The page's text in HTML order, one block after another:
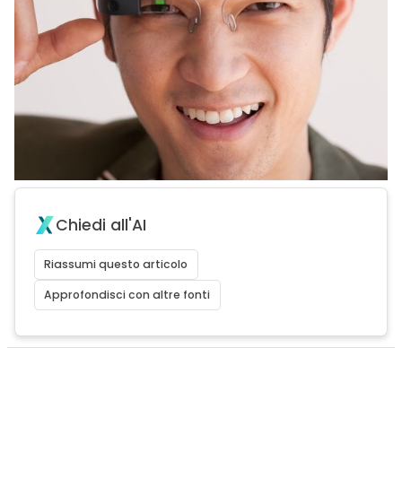
Chiedi all'AI
Riassumi questo articolo
Approfondisci con altre fonti